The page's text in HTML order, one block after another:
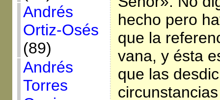
Andrés
Ortiz-Osés
(89)
Andrés
Torres
hecho pero
que la
vana, y ésta
que las